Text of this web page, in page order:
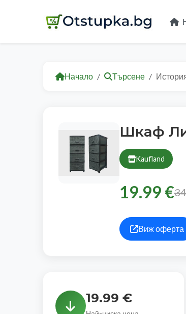
Начало Търсене
Шкаф
Kaufland
19.99 €
Виж оферта
19.99 €